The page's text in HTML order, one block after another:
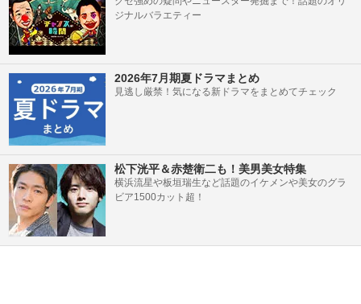
ジナルバラエティー
2026年7月期夏ドラマまとめ
見逃し厳禁！気になる新ドラマをまとめてチェック
松下洸平＆赤楚衛二も！美男美女特集
横浜流星や板垣瑞生など話題のイケメンや美女のグラ
ビア1500カット超！